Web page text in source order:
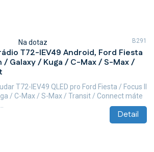
T72-IEV49 Android, Ford Fiesta
/ Galaxy / Kuga / C-Max / S-Max /
Na dotaz
Detail
T72-IEV49 QLED pro Ford Fiesta / Focus II
/ C-Max / S-Max / Transit / Connect máte
B291